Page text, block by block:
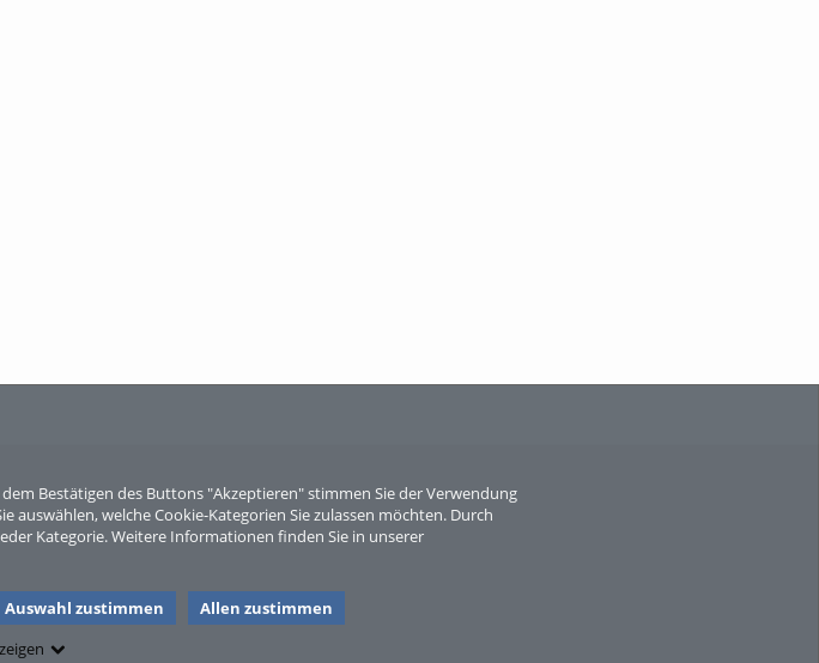
Bestätigen des Buttons "Akzeptieren" stimmen Sie der Verwendung
welche Cookie-Kategorien Sie zulassen möchten. Durch
Kategorie. Weitere Informationen finden Sie in unserer
Auswahl zustimmen
Allen zustimmen
Sperber